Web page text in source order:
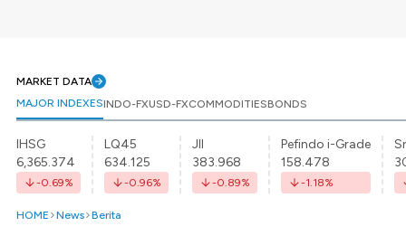
MARKET DATA
MAJOR INDEXESINDO-FXUSD-FXCOMMODITIESBONDS
IHSG
6,365.374
-0.69%
LQ45
634.125
-0.96%
JII
383.968
-0.89%
Pefindo i-Grade
158.478
-1.18%
HOME News Berita